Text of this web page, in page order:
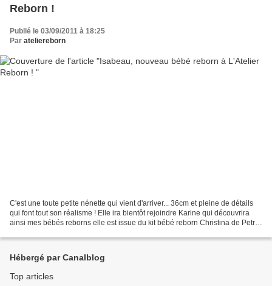
Reborn !
Publié le 03/09/2011 à 18:25
Par ateliereborn
C'est une toute petite nénette qui vient d'arriver... 36cm et pleine de détails
qui font tout son réalisme ! Elle ira bientôt rejoindre Karine qui découvrira
ainsi mes bébés reborns elle est issue du kit bébé reborn Christina de Petra
Hébergé par Canalblog
Top articles